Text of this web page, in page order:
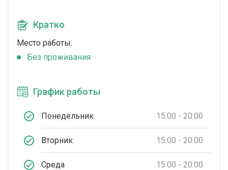
Кратко
Место работы:
Без проживания
График работы
Понедельник 15:00 - 20:00
Вторник 15:00 - 20:00
Среда 15:00 - 20:00